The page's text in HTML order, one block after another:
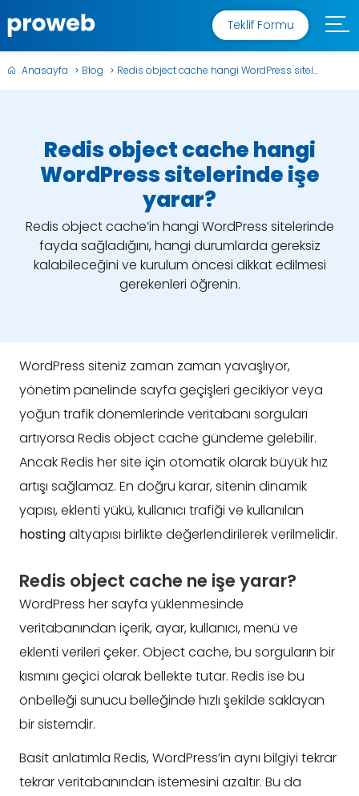
Teklif Formu
Anasayfa Blog Redis object cache hangi WordPress sitel...
Redis object cache hangi
WordPress sitelerinde işe
yarar?
Redis object cache’in hangi WordPress sitelerinde
fayda sağladığını, hangi durumlarda gereksiz
kalabileceğini ve kurulum öncesi dikkat edilmesi
gerekenleri öğrenin.
WordPress siteniz zaman zaman yavaşlıyor,
yönetim panelinde sayfa geçişleri gecikiyor veya
yoğun trafik dönemlerinde veritabanı sorguları
artıyorsa Redis object cache gündeme gelebilir.
Ancak Redis her site için otomatik olarak büyük hız
artışı sağlamaz. En doğru karar, sitenin dinamik
yapısı, eklenti yükü, kullanıcı trafiği ve kullanılan
hostingaltyapısı birlikte değerlendirilerek verilmelidir.
Redis object cache ne işe yarar?
WordPress her sayfa yüklenmesinde
veritabanından içerik, ayar, kullanıcı, menü ve
eklenti verileri çeker. Object cache, bu sorguların bir
kısmını geçici olarak bellekte tutar. Redis ise bu
önbelleği sunucu belleğinde hızlı şekilde saklayan
bir sistemdir.
Basit anlatımla Redis, WordPress’in aynı bilgiyi tekrar
tekrar veritabanından istemesini azaltır. Bu da